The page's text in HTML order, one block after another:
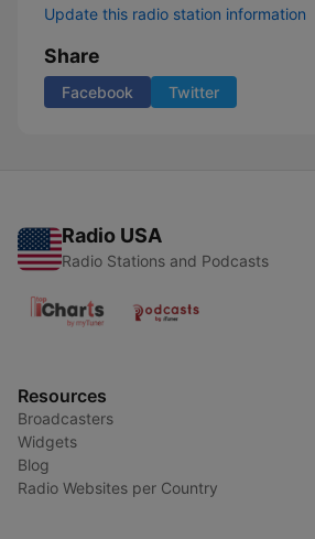
Update this radio station information
Share
Facebook Twitter
Radio USA
Radio Stations and Podcasts
Resources
Broadcasters
Widgets
Blog
Radio Websites per Country